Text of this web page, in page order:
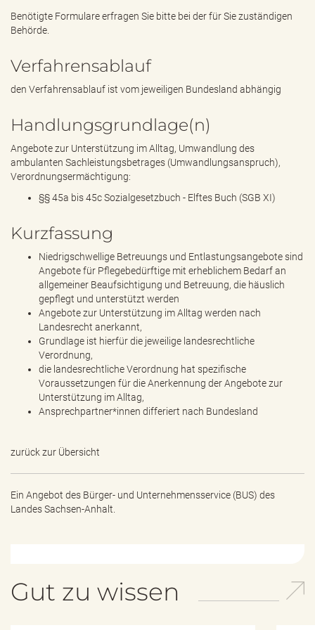
Benötigte Formulare erfragen Sie bitte bei der für Sie zuständigen
Behörde.
Verfahrensablauf
den Verfahrensablauf ist vom jeweiligen Bundesland abhängig
Handlungsgrundlage(n)
Angebote zur Unterstützung im Alltag, Umwandlung des
ambulanten Sachleistungsbetrages (Umwandlungsanspruch),
Verordnungsermächtigung:
§§ 45a bis 45c Sozialgesetzbuch - Elftes Buch (SGB XI)
Kurzfassung
Niedrigschwellige Betreuungs und Entlastungsangebote sind
Angebote für Pflegebedürftige mit erheblichem Bedarf an
allgemeiner Beaufsichtigung und Betreuung, die häuslich
gepflegt und unterstützt werden
Angebote zur Unterstützung im Alltag werden nach
Landesrecht anerkannt,
Grundlage ist hierfür die jeweilige landesrechtliche
Verordnung,
die landesrechtliche Verordnung hat spezifische
Voraussetzungen für die Anerkennung der Angebote zur
Unterstützung im Alltag,
Ansprechpartner*innen differiert nach Bundesland
zurück zur Übersicht
Ein Angebot des Bürger- und Unternehmensservice (BUS) des
Landes Sachsen-Anhalt.
Gut zu wissen